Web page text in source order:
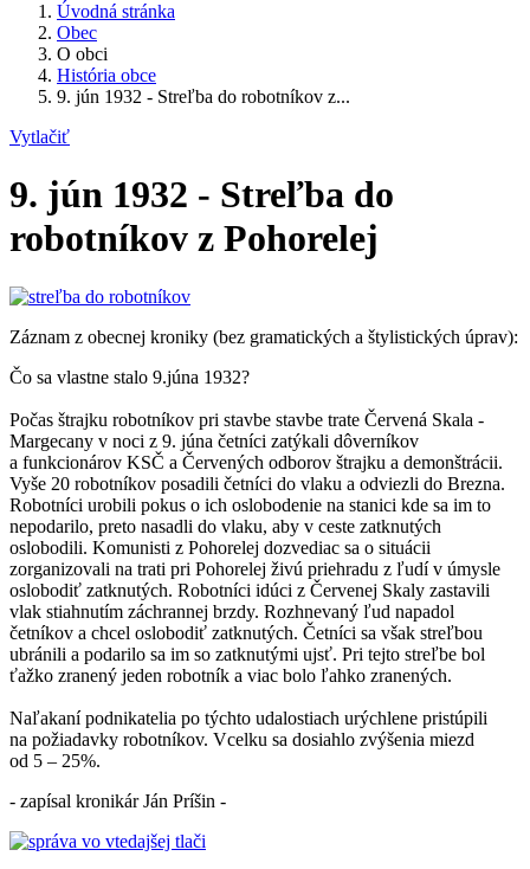
Úvodná stránka
Obec
O obci
História obce
9. jún 1932 - Streľba do robotníkov z...
Vytlačiť
9. jún 1932 - Streľba do
robotníkov z Pohorelej
Záznam z obecnej kroniky (bez gramatických a štylistických úprav):
Čo sa vlastne stalo 9.júna 1932?
Počas štrajku robotníkov pri stavbe stavbe trate Červená Skala -
Margecany v noci z 9. júna četníci zatýkali dôverníkov
a funkcionárov KSČ a Červených odborov štrajku a demonštrácii.
Vyše 20 robotníkov posadili četníci do vlaku a odviezli do Brezna.
Robotníci urobili pokus o ich oslobodenie na stanici kde sa im to
nepodarilo, preto nasadli do vlaku, aby v ceste zatknutých
oslobodili. Komunisti z Pohorelej dozvediac sa o situácii
zorganizovali na trati pri Pohorelej živú priehradu z ľudí v úmysle
oslobodiť zatknutých. Robotníci idúci z Červenej Skaly zastavili
vlak stiahnutím záchrannej brzdy. Rozhnevaný ľud napadol
četníkov a chcel oslobodiť zatknutých. Četníci sa však streľbou
ubránili a podarilo sa im so zatknutými ujsť. Pri tejto streľbe bol
ťažko zranený jeden robotník a viac bolo ľahko zranených.
Naľakaní podnikatelia po týchto udalostiach urýchlene pristúpili
na požiadavky robotníkov. Vcelku sa dosiahlo zvýšenia miezd
od 5 – 25%.
- zapísal kronikár Ján Príšin -